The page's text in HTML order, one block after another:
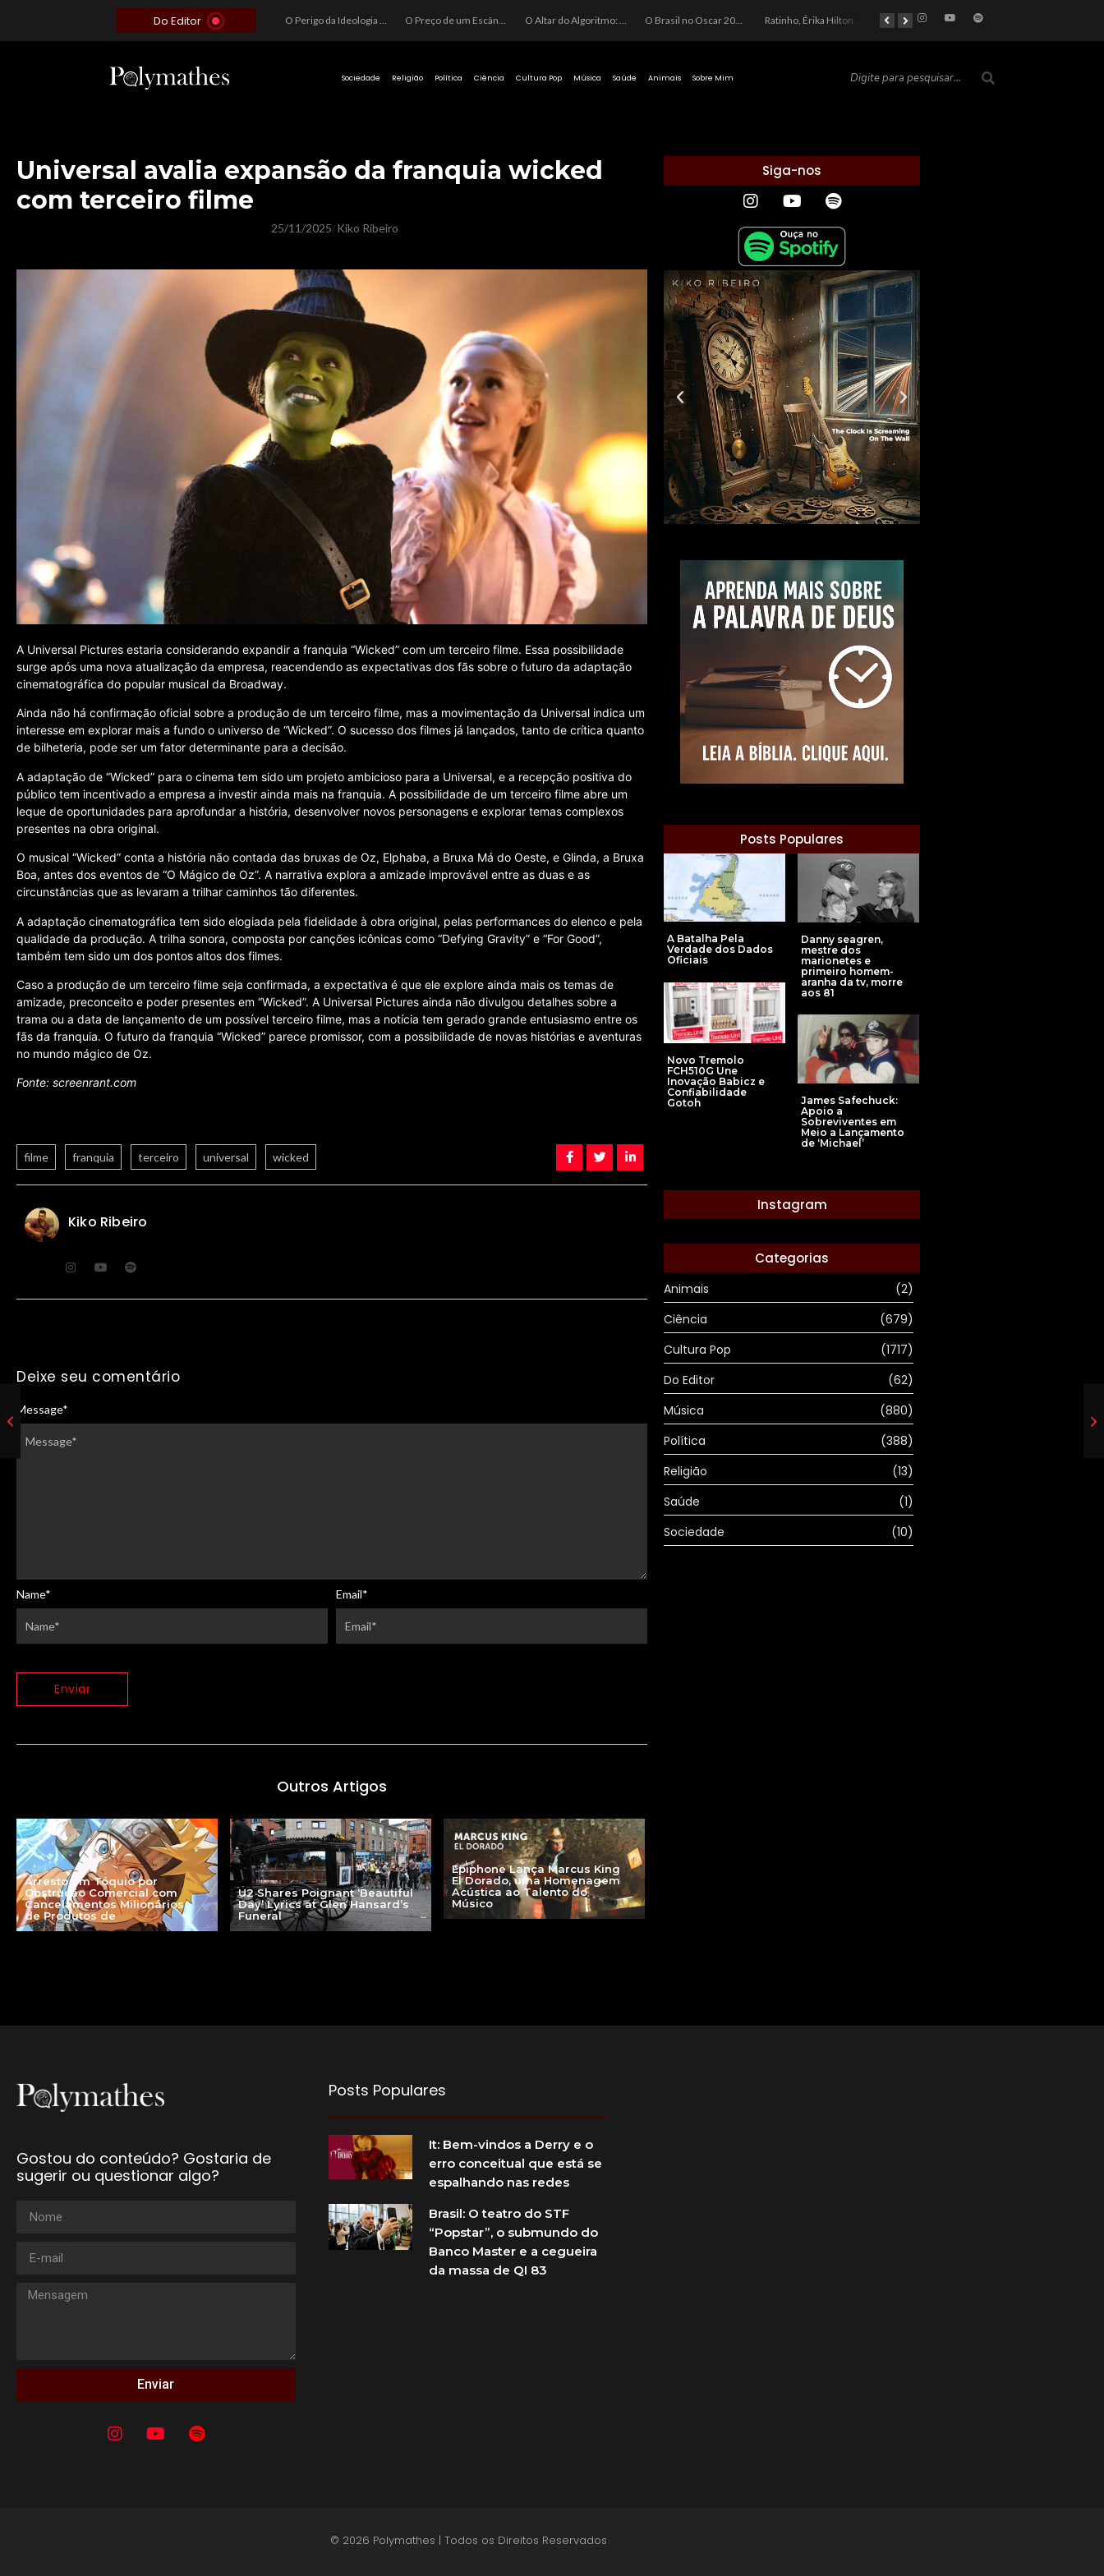
Do Editor O Perigo da Ideologia Desenfreada na Justiça: Quando a Pauta Política Substitui a Pena Criminal O Preço de um Escândalo: A Discrepância Entre o “Filme de Bolsonaro” e a Realidade do Cinema Mundial O Altar do Algoritmo: A Carência Humana e a Fabricação de Heróis no Brasil O Brasil no Oscar 2026: Entre a Cota do Politicamente Correto e a Realidade das Telas Ratinho, Érika Hilton e a Farsa Política: Quem Ganha com o Barulho no País de Bobson? As controvérsias que marcam o cenário político e econômico nacional
Sociedade Religião Política Ciência Cultura Pop Música Saúde Animais Sobre Mim
Universal avalia expansão da franquia wicked
com terceiro filme
25/11/2025/ Kiko Ribeiro
A Universal Pictures estaria considerando expandir a franquia “Wicked” com um terceiro filme. Essa possibilidade
surge após uma nova atualização da empresa, reacendendo as expectativas dos fãs sobre o futuro da adaptação
cinematográfica do popular musical da Broadway.
Ainda não há confirmação oficial sobre a produção de um terceiro filme, mas a movimentação da Universal indica um
interesse em explorar mais a fundo o universo de “Wicked”. O sucesso dos filmes já lançados, tanto de crítica quanto
de bilheteria, pode ser um fator determinante para a decisão.
A adaptação de “Wicked” para o cinema tem sido um projeto ambicioso para a Universal, e a recepção positiva do
público tem incentivado a empresa a investir ainda mais na franquia. A possibilidade de um terceiro filme abre um
leque de oportunidades para aprofundar a história, desenvolver novos personagens e explorar temas complexos
presentes na obra original.
O musical “Wicked” conta a história não contada das bruxas de Oz, Elphaba, a Bruxa Má do Oeste, e Glinda, a Bruxa
Boa, antes dos eventos de “O Mágico de Oz”. A narrativa explora a amizade improvável entre as duas e as
circunstâncias que as levaram a trilhar caminhos tão diferentes.
A adaptação cinematográfica tem sido elogiada pela fidelidade à obra original, pelas performances do elenco e pela
qualidade da produção. A trilha sonora, composta por canções icônicas como “Defying Gravity” e “For Good”,
também tem sido um dos pontos altos dos filmes.
Caso a produção de um terceiro filme seja confirmada, a expectativa é que ele explore ainda mais os temas de
amizade, preconceito e poder presentes em “Wicked”. A Universal Pictures ainda não divulgou detalhes sobre a
trama ou a data de lançamento de um possível terceiro filme, mas a notícia tem gerado grande entusiasmo entre os
fãs da franquia. O futuro da franquia “Wicked” parece promissor, com a possibilidade de novas histórias e aventuras
no mundo mágico de Oz.
Fonte: screenrant.com
filme franquia terceiro universal wicked
Kiko Ribeiro
Deixe seu comentário
Message*
Name* Email*
Outros Artigos
Arresto em Tóquio por
Obstrução Comercial com
Cancelamentos Milionários
de Produtos de
U2 Shares Poignant ‘Beautiful
Day’ Lyrics at Glen Hansard’s
Funeral
Epiphone Lança Marcus King
El Dorado, uma Homenagem
Acústica ao Talento do
Músico
Siga-nos
Posts Populares
A Batalha Pela
Verdade dos Dados
Oficiais
Danny seagren,
mestre dos
marionetes e
primeiro homem-
aranha da tv, morre
aos 81
Novo Tremolo
FCH510G Une
Inovação Babicz e
Confiabilidade
Gotoh
James Safechuck:
Apoio a
Sobreviventes em
Meio a Lançamento
de ‘Michael’
Instagram
Categorias
Animais
(2)
Ciência
(679)
Cultura Pop
(1717)
Do Editor
(62)
Música
(880)
Política
(388)
Religião
(13)
Saúde
(1)
Sociedade
(10)
Gostou do conteúdo? Gostaria de
sugerir ou questionar algo?
Enviar
Posts Populares
It: Bem-vindos a Derry e o
erro conceitual que está se
espalhando nas redes
Brasil: O teatro do STF
“Popstar”, o submundo do
Banco Master e a cegueira
da massa de QI 83
© 2026 Polymathes | Todos os Direitos Reservados